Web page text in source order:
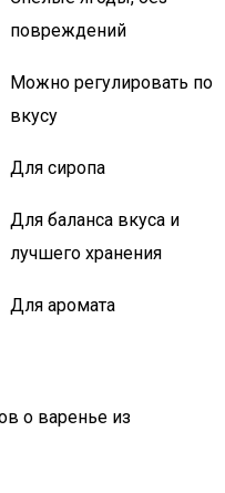
повреждений
Можно регулировать по
вкусу
Для сиропа
Для баланса вкуса и
лучшего хранения
Для аромата
о варенье из